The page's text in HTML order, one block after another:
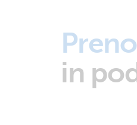
in